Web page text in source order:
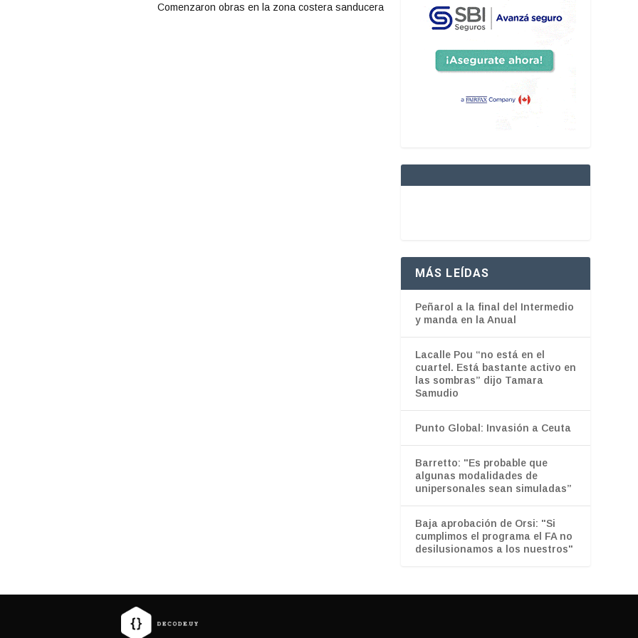
Comenzaron obras en la zona costera sanducera
MÁS LEÍDAS
Peñarol a la final del Intermedio
y manda en la Anual
Lacalle Pou “no está en el
cuartel. Está bastante activo en
las sombras” dijo Tamara
Samudio
Punto Global: Invasión a Ceuta
Barretto: "Es probable que
algunas modalidades de
unipersonales sean simuladas”
Baja aprobación de Orsi: "Si
cumplimos el programa el FA no
desilusionamos a los nuestros"